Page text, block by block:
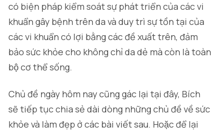
có biện pháp kiểm soát sự phát triển của các vi
khuẩn gây bệnh trên da và duy trì sự tồn tại của
các vi khuẩn có lợi bằng các đề xuất trên, đảm
bảo sức khỏe cho không chỉ da dẻ mà còn là toàn
bộ cơ thể sống.
Chủ đề ngày hôm nay cũng gác lại tại đây, Bích
sẽ tiếp tục chia sẻ dài dòng những chủ đề về sức
khỏe và làm đẹp ở các bài viết sau. Hoặc để lại